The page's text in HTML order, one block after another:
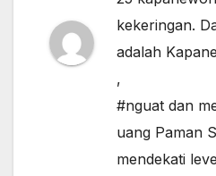
kekeringan.
adalah
,
#nguat dan
uang Paman
mendekati